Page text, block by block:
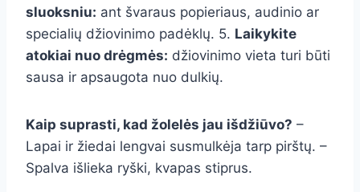
sluoksniu: ant švaraus popieriaus, audinio ar
specialių džiovinimo padėklų. 5. Laikykite
atokiai nuo drėgmės: džiovinimo vieta turi būti
sausa ir apsaugota nuo dulkių.
Kaip suprasti, kad žolelės jau išdžiūvo? –
Lapai ir žiedai lengvai susmulkėja tarp pirštų. –
Spalva išlieka ryški, kvapas stiprus.